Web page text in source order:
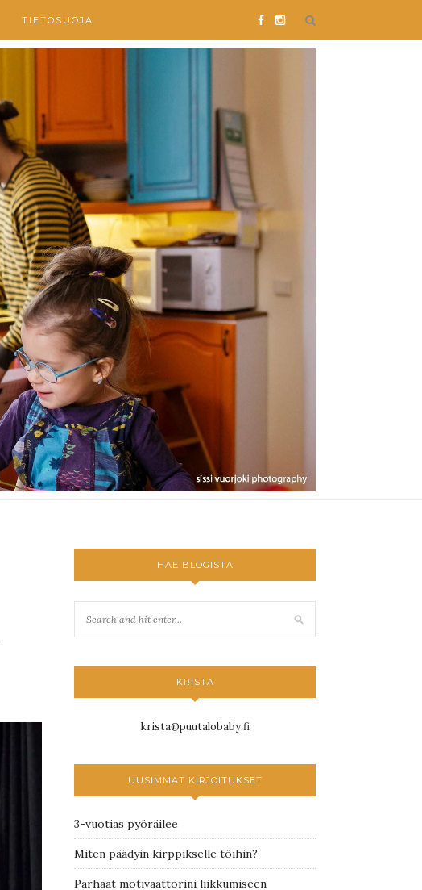
TIETOSUOJA
HAE BLOGISTA
KRISTA
krista@puutalobaby.fi
UUSIMMAT KIRJOITUKSET
3-vuotias pyöräilee
Miten päädyin kirppikselle töihin?
Parhaat motivaattorini liikkumiseen